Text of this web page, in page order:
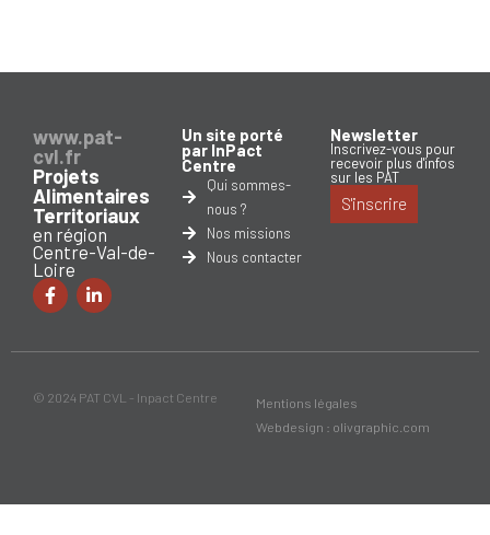
www.pat-
cvl.fr
Projets
Alimentaires
Territoriaux
en région
Centre-Val-de-
Loire
Un site porté
par InPact
Centre
Qui sommes-
nous ?
Nos missions
Nous contacter
Newsletter
Inscrivez-vous pour
recevoir plus d'infos
sur les PAT
S'inscrire
© 2024 PAT CVL - Inpact Centre
Mentions légales
Webdesign : olivgraphic.com